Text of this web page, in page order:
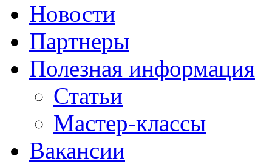
Новости
Партнеры
Полезная информация
Статьи
Мастер-классы
Вакансии